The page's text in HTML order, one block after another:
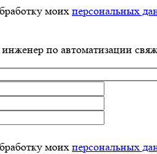
моих персональных
по автоматизации
моих персональных